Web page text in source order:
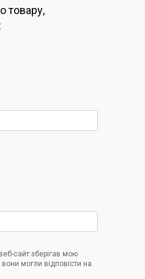
товару,
сайт зберігав мою
могли відповісти на